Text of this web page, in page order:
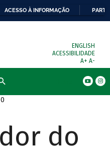
ACESSO À INFORMAÇÃO
ENGLISH
ACESSIBILIDADE
A+ A-
do